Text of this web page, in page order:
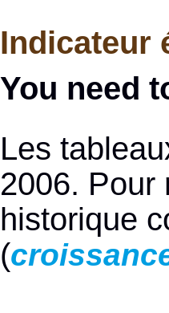
Indicateur
You need
Les
2006. Pour
historique
(